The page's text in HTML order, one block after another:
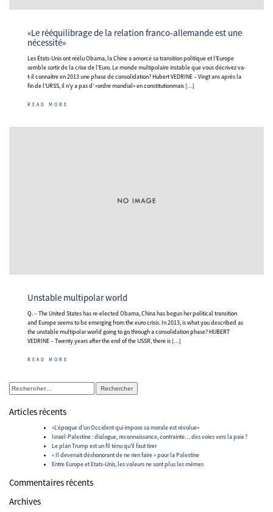
«Le rééquilibrage de la relation franco-allemande est une
nécessité»
Les États-Unis ont réélu Obama, la Chine a amorcé sa transition politique et l’Europe
semble sortir de la crise de l’Euro. Le monde multipolaire instable que vous décrivez va-
t-il connaître en 2013 une phase de consolidation? Hubert VEDRINE – Vingt ans après la
fin de l’URSS, il n’y a pas d’ «ordre mondial» en constitutionmais […]
READ MORE
Unstable multipolar world
Q. – The United States has re-elected Obama, China has begun her political transition
and Europe seems to be emerging from the euro crisis. In 2013, is what you described as
the unstable multipolar world going to go through a consolidation phase? HUBERT
VEDRINE – Twenty years after the end of the USSR, there is […]
READ MORE
Rechercher :
Articles récents
«L’époque d’un Occident qui impose sa morale est révolue»
Israël-Palestine : dialogue, reconnaissance, contrainte… des voies vers la paix ?
Le plan Trump est un fil ténu qu’il faut tirer
« Il devenait déshonorant de ne rien faire » pour la Palestine
Entre Europe et Etats-Unis, les valeurs ne sont plus les mêmes
Commentaires récents
Archives